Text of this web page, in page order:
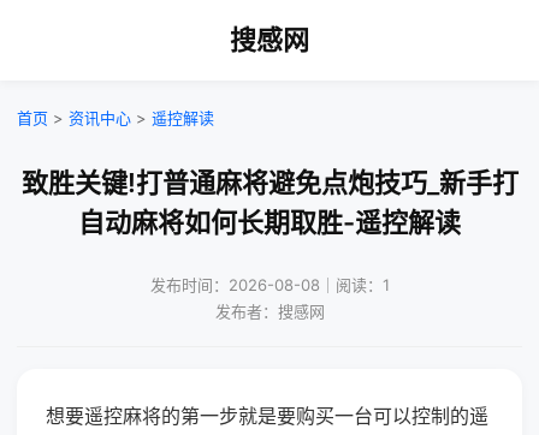
搜感网
首页 > 资讯中心 > 遥控解读
致胜关键!打普通麻将避免点炮技巧_新手打
自动麻将如何长期取胜-遥控解读
发布时间：2026-08-08｜阅读：1
发布者：搜感网
想要遥控麻将的第一步就是要购买一台可以控制的遥